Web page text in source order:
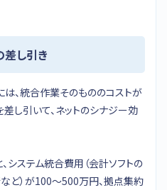
差し引き
、統合作業そのもののコストが
差し引いて、ネットのシナジー効
システム統合費用（会計ソフトの
ど）が100〜500万円、拠点集約